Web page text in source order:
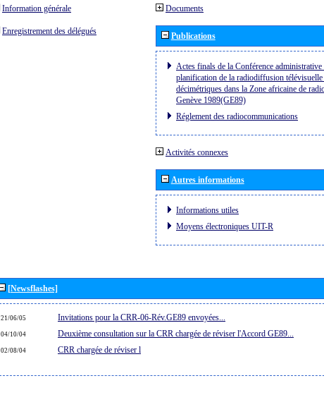
Information générale
Enregistrement des délégués
Documents
Publications
Actes finals de la Conférence administrative
planification de la radiodiffusion télévisuelle
décimétriques dans la Zone africaine de
Genève 1989(GE89)
Réglement des radiocommunications
Activités connexes
Autres informations
Informations utiles
Moyens électroniques UIT-R
[Newsflashes]
21/06/05 Invitations pour la CRR-06-Rév.GE89 envoyées...
04/10/04 Deuxième consultation sur la CRR chargée de réviser l'Accord GE89...
02/08/04 CRR chargée de réviser l